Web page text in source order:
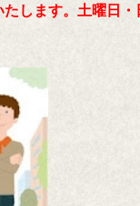
します。土曜日・